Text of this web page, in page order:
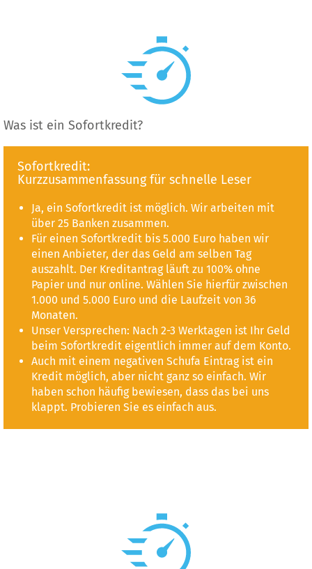
Was ist ein Sofortkredit?
Sofortkredit:
Kurzzusammenfassung für schnelle Leser
Ja, ein Sofortkredit ist möglich. Wir arbeiten mit
über 25 Banken zusammen.
Für einen Sofortkredit bis 5.000 Euro haben wir
einen Anbieter, der das Geld am selben Tag
auszahlt. Der Kreditantrag läuft zu 100% ohne
Papier und nur online. Wählen Sie hierfür zwischen
1.000 und 5.000 Euro und die Laufzeit von 36
Monaten.
Unser Versprechen: Nach 2-3 Werktagen ist Ihr Geld
beim Sofortkredit eigentlich immer auf dem Konto.
Auch mit einem negativen Schufa Eintrag ist ein
Kredit möglich, aber nicht ganz so einfach. Wir
haben schon häufig bewiesen, dass das bei uns
klappt. Probieren Sie es einfach aus.